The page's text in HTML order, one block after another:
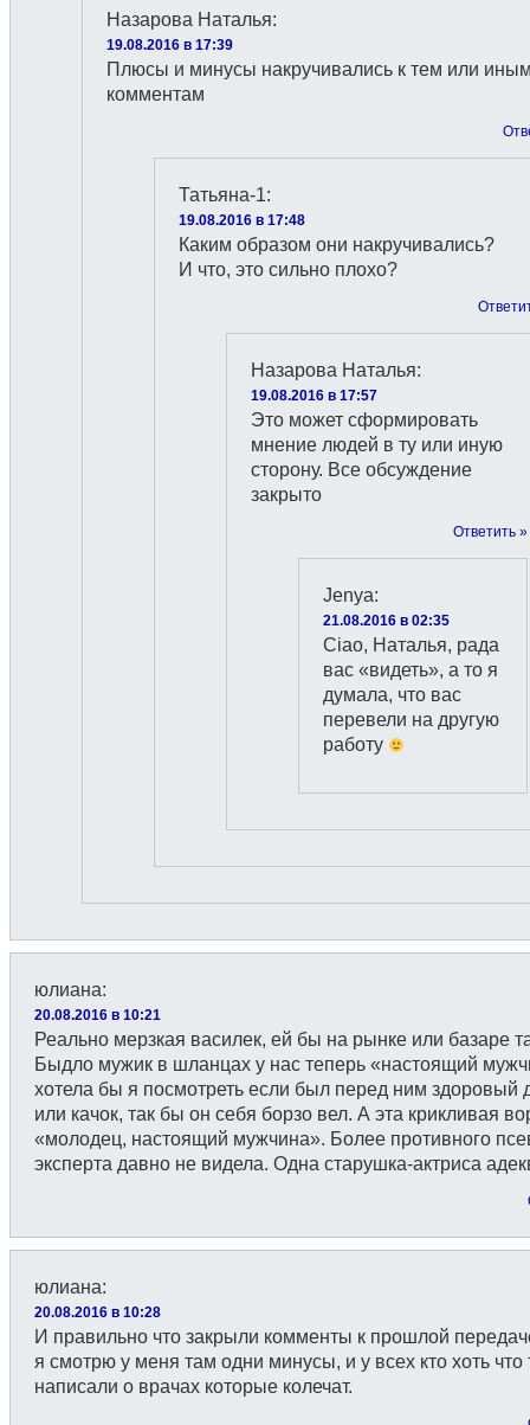
Назарова Наталья:
19.08.2016 в 17:39
Плюсы и минусы накручивались к тем или
комментам
Татьяна-1:
19.08.2016 в 17:48
Каким образом они накручивались?
И что, это сильно плохо?
Назарова Наталья:
19.08.2016 в 17:57
Это может сформировать
мнение людей в ту или иную
сторону. Все обсуждение
закрыто
Ответить »
Jenyа:
21.08.2016 в 02:35
Ciao, Наталья, рада
вас «видеть», а то я
думала, что вас
перевели на другую
работу
юлиана:
20.08.2016 в 10:21
Реально мерзкая василек, ей бы на рынке или базаре
Быдло мужик в шланцах у нас теперь «настоящий
хотела бы я посмотреть если был перед ним здоровый
или качок, так бы он себя борзо вел. А эта крикливая
«молодец, настоящий мужчина». Более противного
эксперта давно не видела. Одна старушка-актриса
юлиана:
20.08.2016 в 10:28
И правильно что закрыли комменты к прошлой
я смотрю у меня там одни минусы, и у всех кто хоть что
написали о врачах которые колечат.